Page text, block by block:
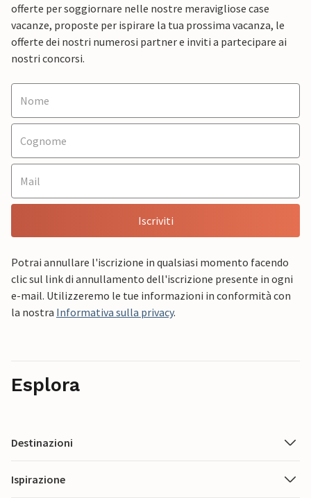
offerte per soggiornare nelle nostre meravigliose case
vacanze, proposte per ispirare la tua prossima vacanza, le
offerte dei nostri numerosi partner e inviti a partecipare ai
nostri concorsi.
Iscriviti
Potrai annullare l'iscrizione in qualsiasi momento facendo
clic sul link di annullamento dell'iscrizione presente in ogni
e-mail. Utilizzeremo le tue informazioni in conformità con
la nostra Informativa sulla privacy.
Esplora
Destinazioni
Ispirazione